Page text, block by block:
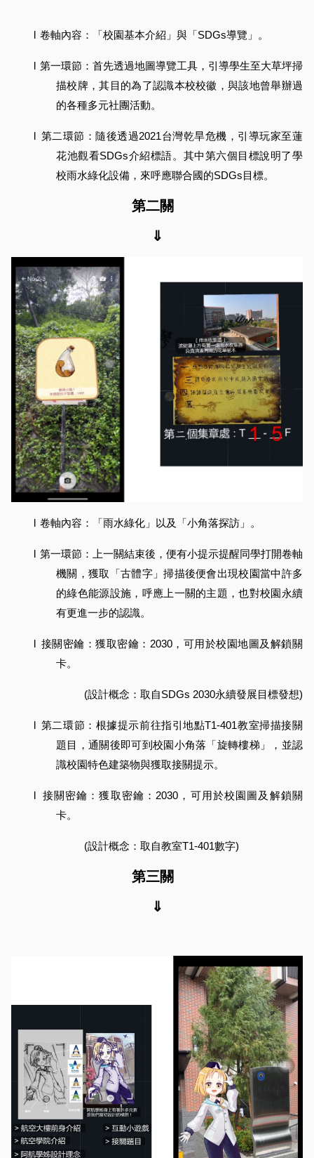
卷軸內容：「校園基本介紹」與「SDGs導覽」。
第一環節：首先透過地圖導覽工具，引導學生至大草坪掃
描校牌，其目的為了認識本校校徽，與該地曾舉辦過
的各種多元社團活動。
第二環節：隨後透過2021台灣乾旱危機，引導玩家至蓮
花池觀看SDGs介紹標語。其中第六個目標說明了學
校雨水綠化設備，來呼應聯合國的SDGs目標。
第二關
⇓
卷軸內容：「雨水綠化」以及「小角落探訪」。
第一環節：上一關結束後，便有小提示提醒同學打開卷軸
機關，獲取「古體字」掃描後便會出現校園當中許多
的綠色能源設施，呼應上一關的主題，也對校園永續
有更進一步的認識。
接關密鑰：獲取密鑰：2030，可用於校園地圖及解鎖關
卡。
(設計概念：取自SDGs 2030永續發展目標發想)
第二環節：根據提示前往指引地點T1-401教室掃描接關
題目，通關後即可到校園小角落「旋轉樓梯」，並認
識校園特色建築物與獲取接關提示。
接關密鑰：獲取密鑰：2030，可用於校園圖及解鎖關
卡。
(設計概念：取自教室T1-401數字)
第三關
⇓